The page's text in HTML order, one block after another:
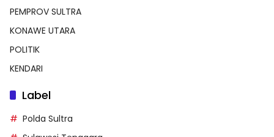
PEMPROV SULTRA
KONAWE UTARA
POLITIK
KENDARI
Label
Polda Sultra